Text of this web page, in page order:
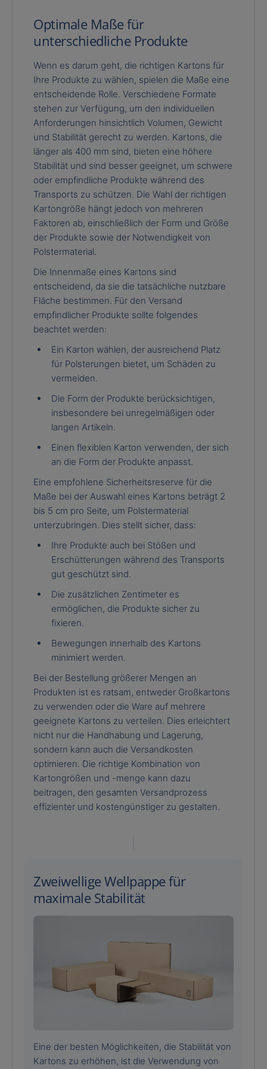
Optimale Maße für
unterschiedliche Produkte
Wenn es darum geht, die richtigen Kartons für
Ihre Produkte zu wählen, spielen die Maße eine
entscheidende Rolle. Verschiedene Formate
stehen zur Verfügung, um den individuellen
Anforderungen hinsichtlich Volumen, Gewicht
und Stabilität gerecht zu werden. Kartons, die
länger als 400 mm sind, bieten eine höhere
Stabilität und sind besser geeignet, um schwere
oder empfindliche Produkte während des
Transports zu schützen. Die Wahl der richtigen
Kartongröße hängt jedoch von mehreren
Faktoren ab, einschließlich der Form und Größe
der Produkte sowie der Notwendigkeit von
Polstermaterial.
Die Innenmaße eines Kartons sind
entscheidend, da sie die tatsächliche nutzbare
Fläche bestimmen. Für den Versand
empfindlicher Produkte sollte folgendes
beachtet werden:
Ein Karton wählen, der ausreichend Platz
für Polsterungen bietet, um Schäden zu
vermeiden.
Die Form der Produkte berücksichtigen,
insbesondere bei unregelmäßigen oder
langen Artikeln.
Einen flexiblen Karton verwenden, der sich
an die Form der Produkte anpasst.
Eine empfohlene Sicherheitsreserve für die
Maße bei der Auswahl eines Kartons beträgt 2
bis 5 cm pro Seite, um Polstermaterial
unterzubringen. Dies stellt sicher, dass:
Ihre Produkte auch bei Stößen und
Erschütterungen während des Transports
gut geschützt sind.
Die zusätzlichen Zentimeter es
ermöglichen, die Produkte sicher zu
fixieren.
Bewegungen innerhalb des Kartons
minimiert werden.
Bei der Bestellung größerer Mengen an
Produkten ist es ratsam, entweder Großkartons
zu verwenden oder die Ware auf mehrere
geeignete Kartons zu verteilen. Dies erleichtert
nicht nur die Handhabung und Lagerung,
sondern kann auch die Versandkosten
optimieren. Die richtige Kombination von
Kartongrößen und -menge kann dazu
beitragen, den gesamten Versandprozess
effizienter und kostengünstiger zu gestalten.
Zweiwellige Wellpappe für
maximale Stabilität
Eine der besten Möglichkeiten, die Stabilität von
Kartons zu erhöhen, ist die Verwendung von